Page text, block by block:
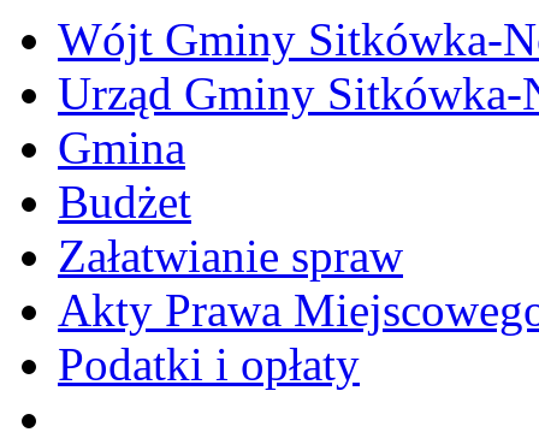
Wójt Gminy Sitkówka-
Urząd Gminy
Gmina
Budżet
Załatwianie spraw
Akty Prawa
Podatki i opłaty